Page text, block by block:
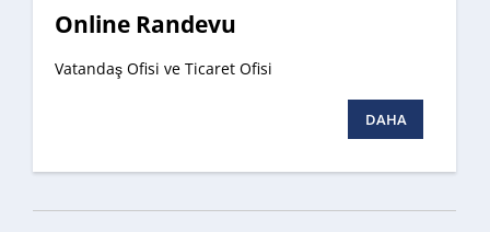
Online Randevu
Vatandaş Ofisi ve Ticaret Ofisi
DAHA